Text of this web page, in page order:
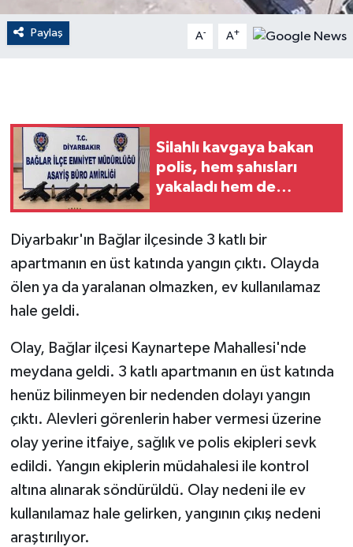
Paylaş A- A+
Silahlı kavgaya bakan
polis, hem şahısları
yakaladı hem de
Diyarbakır'ın Bağlar ilçesinde 3 katlı bir
apartmanın en üst katında yangın çıktı. Olayda
ölen ya da yaralanan olmazken, ev kullanılamaz
hale geldi.
Olay, Bağlar ilçesi Kaynartepe Mahallesi'nde
meydana geldi. 3 katlı apartmanın en üst katında
henüz bilinmeyen bir nedenden dolayı yangın
çıktı. Alevleri görenlerin haber vermesi üzerine
olay yerine itfaiye, sağlık ve polis ekipleri sevk
edildi. Yangın ekiplerin müdahalesi ile kontrol
altına alınarak söndürüldü. Olay nedeni ile ev
kullanılamaz hale gelirken, yangının çıkış nedeni
araştırılıyor.
English News
Gayrimenkul
GENEL
Güvenlik
HABERDE İNSAN
İNSAN
İş Dünyası
Jandarma
Kadın
KÜLTÜR SANAT